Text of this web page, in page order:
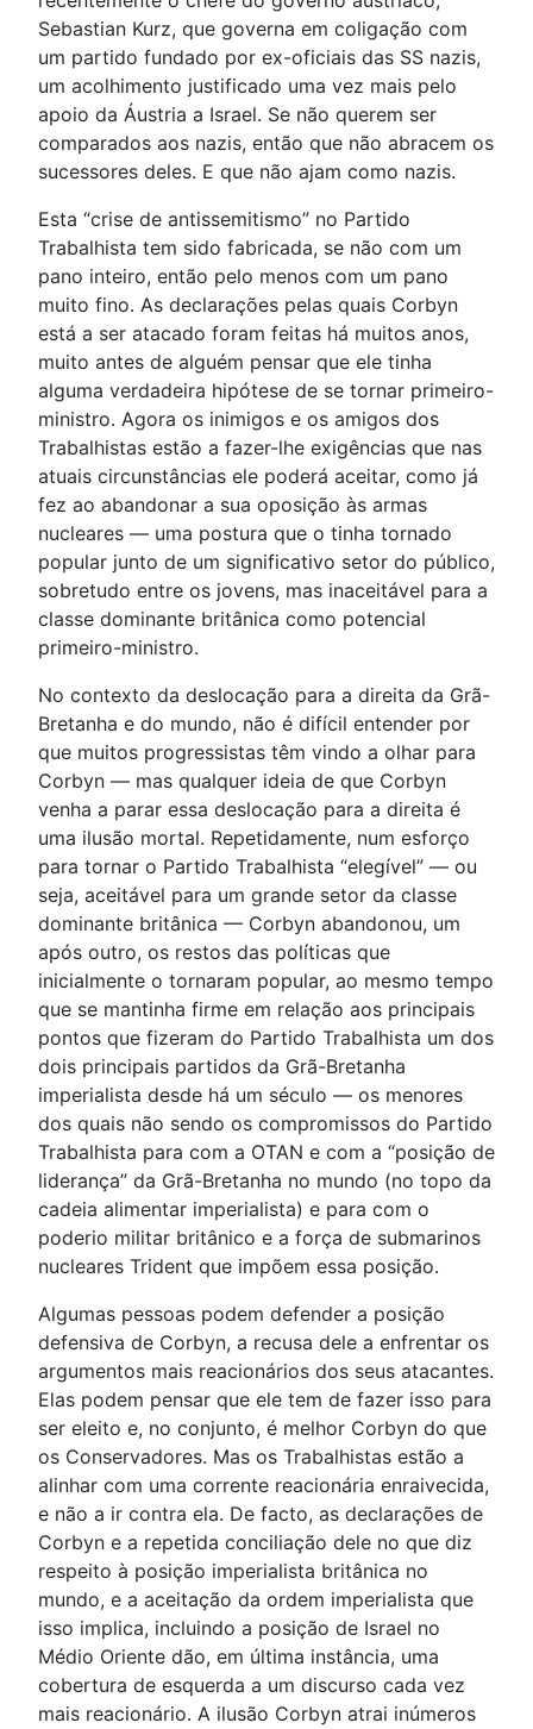
Sebastian Kurz, que governa em coligação com
um partido fundado por ex-oficiais das SS nazis,
um acolhimento justificado uma vez mais pelo
apoio da Áustria a Israel. Se não querem ser
comparados aos nazis, então que não abracem os
sucessores deles. E que não ajam como nazis.
Esta “crise de antissemitismo” no Partido
Trabalhista tem sido fabricada, se não com um
pano inteiro, então pelo menos com um pano
muito fino. As declarações pelas quais Corbyn
está a ser atacado foram feitas há muitos anos,
muito antes de alguém pensar que ele tinha
alguma verdadeira hipótese de se tornar primeiro-
ministro. Agora os inimigos e os amigos dos
Trabalhistas estão a fazer-lhe exigências que nas
atuais circunstâncias ele poderá aceitar, como já
fez ao abandonar a sua oposição às armas
nucleares — uma postura que o tinha tornado
popular junto de um significativo setor do público,
sobretudo entre os jovens, mas inaceitável para a
classe dominante britânica como potencial
primeiro-ministro.
No contexto da deslocação para a direita da Grã-
Bretanha e do mundo, não é difícil entender por
que muitos progressistas têm vindo a olhar para
Corbyn — mas qualquer ideia de que Corbyn
venha a parar essa deslocação para a direita é
uma ilusão mortal. Repetidamente, num esforço
para tornar o Partido Trabalhista “elegível” — ou
seja, aceitável para um grande setor da classe
dominante britânica — Corbyn abandonou, um
após outro, os restos das políticas que
inicialmente o tornaram popular, ao mesmo tempo
que se mantinha firme em relação aos principais
pontos que fizeram do Partido Trabalhista um dos
dois principais partidos da Grã-Bretanha
imperialista desde há um século — os menores
dos quais não sendo os compromissos do Partido
Trabalhista para com a OTAN e com a “posição de
liderança” da Grã-Bretanha no mundo (no topo da
cadeia alimentar imperialista) e para com o
poderio militar britânico e a força de submarinos
nucleares Trident que impõem essa posição.
Algumas pessoas podem defender a posição
defensiva de Corbyn, a recusa dele a enfrentar os
argumentos mais reacionários dos seus atacantes.
Elas podem pensar que ele tem de fazer isso para
ser eleito e, no conjunto, é melhor Corbyn do que
os Conservadores. Mas os Trabalhistas estão a
alinhar com uma corrente reacionária enraivecida,
e não a ir contra ela. De facto, as declarações de
Corbyn e a repetida conciliação dele no que diz
respeito à posição imperialista britânica no
mundo, e a aceitação da ordem imperialista que
isso implica, incluindo a posição de Israel no
Médio Oriente dão, em última instância, uma
cobertura de esquerda a um discurso cada vez
mais reacionário. A ilusão Corbyn atrai inúmeros